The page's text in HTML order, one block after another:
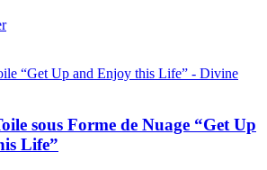
sous Forme de Nuage “Get Up
Life”